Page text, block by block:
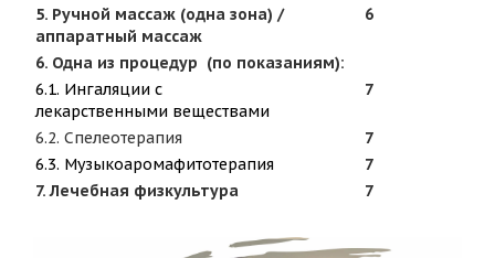
5. Ручной массаж (одна зона) /
аппаратный массаж
6
6. Одна из процедур (по показаниям):
6.1. Ингаляции с
лекарственными веществами
7
6.2. Спелеотерапия
7
6.3. Музыкоаромафитотерапия
7
7. Лечебная физкультура
7